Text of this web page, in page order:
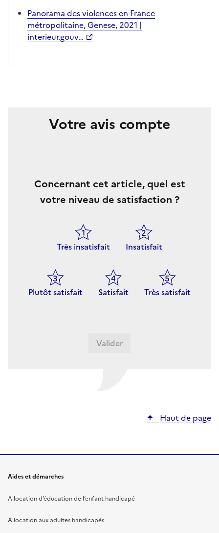
Panorama des violences en France
métropolitaine, Genese, 2021 |
interieur.gouv…
Votre avis compte
Concernant cet article, quel est
votre niveau de satisfaction ?
Très insatisfait Insatisfait
Plutôt satisfait Satisfait Très satisfait
Haut de page
Aides et démarches
Allocation d’éducation de l’enfant handicapé
Allocation aux adultes handicapés